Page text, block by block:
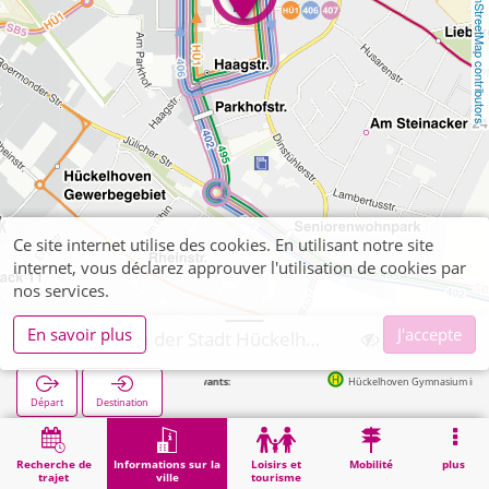
OpenStreetMap contributors
Recherche de
trajet
Informations sur la
ville
Loisirs et
tourisme
Mobilité plus
Départ Destination
Arrêts suivants: Hückelhoven Gymnasium in 59m
Démarrage Informations sur la ville Gymnasium der Stadt Hückelhoven
Ce site internet utilise des cookies. En utilisant notre site
internet, vous déclarez approuver l'utilisation de cookies par
nos services.
En savoir plus
J'accepte